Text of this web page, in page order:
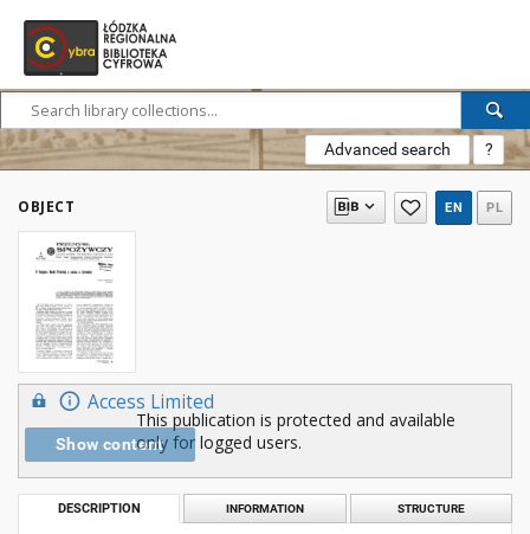
Advanced search ?
OBJECT EN PL
Access Limited
Show content
This publication is protected and available
only for logged users.
DESCRIPTION INFORMATION STRUCTURE